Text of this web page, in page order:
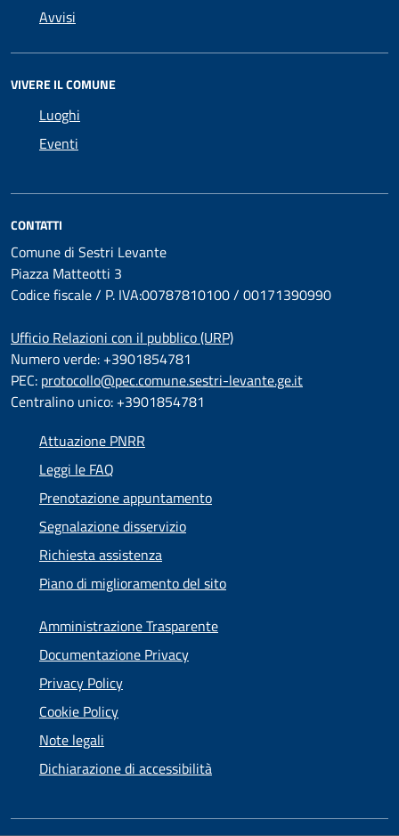
Avvisi
VIVERE IL COMUNE
Luoghi
Eventi
CONTATTI
Comune di Sestri Levante
Piazza Matteotti 3
Codice fiscale / P. IVA:00787810100 / 00171390990
Ufficio Relazioni con il pubblico (URP)
Numero verde: +3901854781
PEC: protocollo@pec.comune.sestri-levante.ge.it
Centralino unico: +3901854781
Attuazione PNRR
Leggi le FAQ
Prenotazione appuntamento
Segnalazione disservizio
Richiesta assistenza
Piano di miglioramento del sito
Amministrazione Trasparente
Documentazione Privacy
Privacy Policy
Cookie Policy
Note legali
Dichiarazione di accessibilità